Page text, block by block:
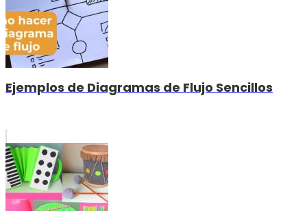
Ejemplos de Diagramas de Flujo Sencillos